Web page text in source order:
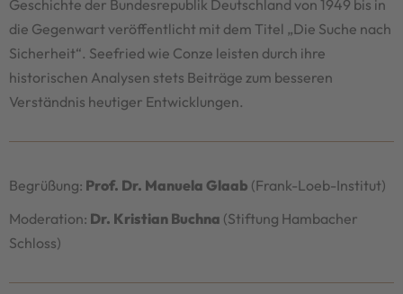
Geschichte der Bundesrepublik Deutschland von 1949 bis in
die Gegenwart veröffentlicht mit dem Titel „Die Suche nach
Sicherheit“. Seefried wie Conze leisten durch ihre
historischen Analysen stets Beiträge zum besseren
Verständnis heutiger Entwicklungen.
Begrüßung: Prof. Dr. Manuela Glaab (Frank-Loeb-Institut)
Moderation: Dr. Kristian Buchna (Stiftung Hambacher
Schloss)